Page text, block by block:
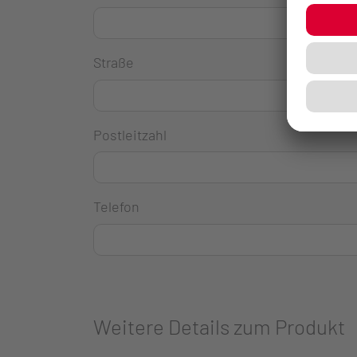
Straße
Postleitzahl
Telefon
Weitere Details zum Produkt